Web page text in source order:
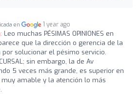
en 1 year ago
Leo muchas PÉSIMAS OPINIONES en
que la dirección o gerencia de la
solucionar el pésimo servicio.
sin embargo, la de Av
5 veces más grande, es superior en
muy amable y la atención lo más